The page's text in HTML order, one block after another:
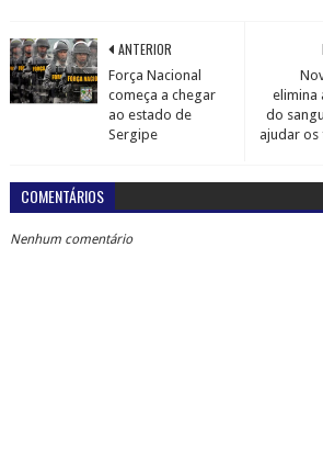
elimina
do
ajudar os
ANTERIOR
Força Nacional
começa a chegar
ao estado de
Sergipe
COMENTÁRIOS
Nenhum comentário